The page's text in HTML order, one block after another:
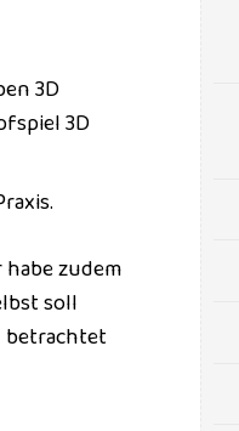
3D
3D
zudem
soll
betrachtet